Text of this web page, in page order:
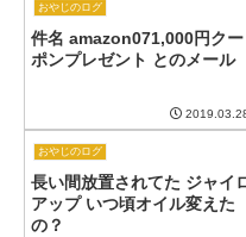
おやじのログ
件名 amazon071,000円クー
ポンプレゼント とのメール
おやじのログ
長い間放置されてた ジャイ
アップ いつ頃オイル変えた
の？